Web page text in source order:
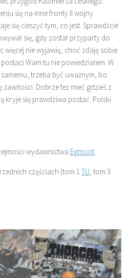
się na inne fronty II wojny
się cieszyć tym, co jest. Sprawdźcie
się, gdy został przyparty do
więcej nie wyjawię, choć zdaję sobie
Wam tu nie powiedziałem. W
trzeba być uważnym, bo
Dobrze też mieć gdzieś z
kryje się prawdziwa postać. Polski
wydawnictwa Egmont.
częściach (tom 1 TU, tom 3